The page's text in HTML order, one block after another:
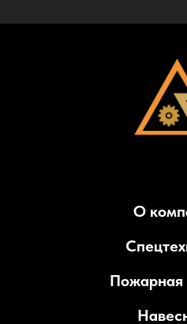
О
Пожарная